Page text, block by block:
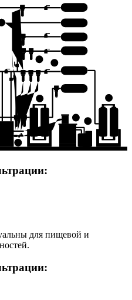
15
14
13
12
11
10
для пищевой и